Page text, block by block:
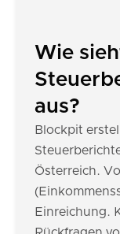
Wie
aus?
Blockpit
Österreich.
Einreichung.